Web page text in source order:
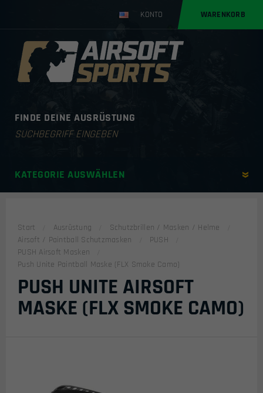
KONTO WARENKORB
FINDE DEINE AUSRÜSTUNG
Products
KATEGORIE AUSWÄHLEN
Start Ausrüstung
Schutzbrillen / Masken / Helme
Airsoft / Paintball Schutzmasken
PUSH
PUSH Airsoft Masken
Push Unite Paintball Maske (FLX Smoke Camo)
PUSH UNITE AIRSOFT
MASKE (FLX SMOKE CAMO)